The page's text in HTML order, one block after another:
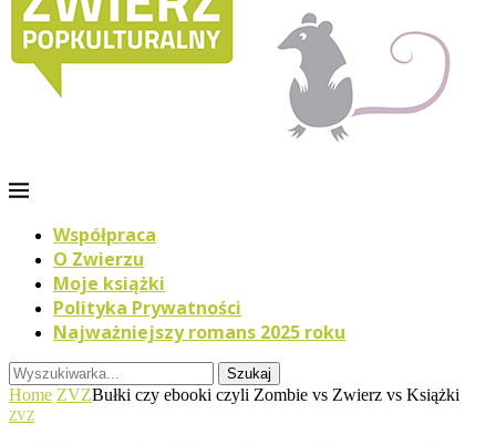
Współpraca
O Zwierzu
Moje książki
Polityka Prywatności
Najważniejszy romans 2025 roku
Szukaj
Home ZVZBułki czy ebooki czyli Zombie vs Zwierz vs Książki
ZVZ